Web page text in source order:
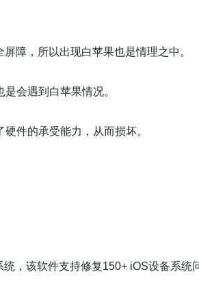
障，所以出现白苹果也是情理之中。
会遇到白苹果情况。
件的承受能力，从而损坏。
统，该软件支持修复150+ iOS设备系统